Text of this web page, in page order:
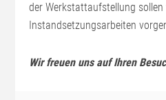
der Werkstattaufstellung sollen
Instandsetzungsarbeiten
Wir freuen uns auf Ihren